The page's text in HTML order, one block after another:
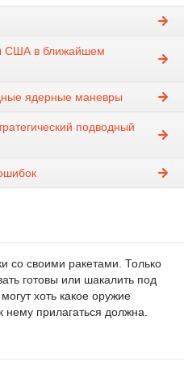
США в ближайшем
ядерные маневры
подводный
со своими ракетами. Только
готовы или шакалить под
хоть какое оружие
нему прилагаться должна.